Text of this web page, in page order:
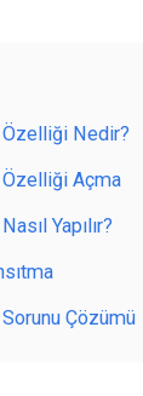
Özelliği Nedir?
Özelliği Açma
Yapılır?
Çözümü